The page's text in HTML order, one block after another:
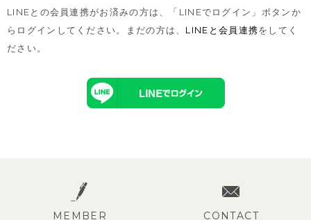
LINEとの会員連携がお済みの方は、「LINEでログイン」ボタンか
らログインしてください。まだの方は、 LINEと会員連携をしてく
ださい。
MEMBER CONTACT